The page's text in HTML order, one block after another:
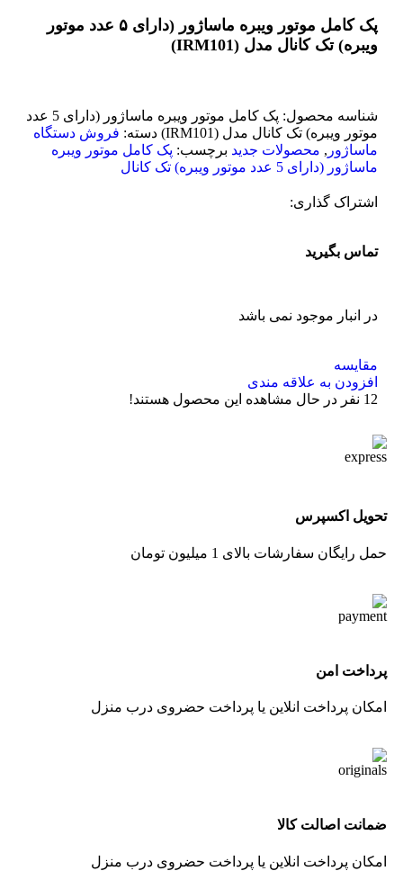
پک کامل موتور ویبره ماساژور (دارای ۵ عدد موتور
ویبره) تک کانال مدل (IRM101)
شناسه محصول:
پک کامل موتور ویبره ماساژور (دارای 5 عدد
موتور ویبره) تک کانال مدل (IRM101)
دسته: فروش دستگاه
ماساژور , محصولات جدید برچسب: پک کامل موتور ویبره
ماساژور (دارای 5 عدد موتور ویبره) تک کانال
اشتراک گذاری:
تماس بگیرید
در انبار موجود نمی باشد
مقایسه
افزودن به علاقه مندی
12 نفر در حال مشاهده این محصول هستند!
تحویل اکسپرس
حمل رایگان سفارشات بالای 1 میلیون تومان
پرداخت امن
امکان پرداخت انلاین یا پرداخت حضروی درب منزل
ضمانت اصالت کالا
امکان پرداخت انلاین یا پرداخت حضروی درب منزل